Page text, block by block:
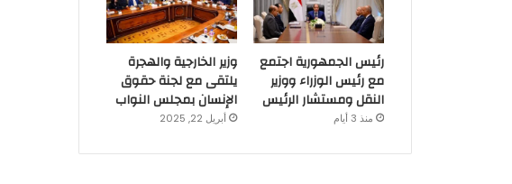
رئيس الجمهورية اجتمع
مع رئيس الوزراء ووزير
النقل ومستشار الرئيس
منذ 3 أيام
وزير الخارجية والهجرة
يلتقى مع لجنة حقوق
الإنسان بمجلس النواب
أبريل 22, 2025